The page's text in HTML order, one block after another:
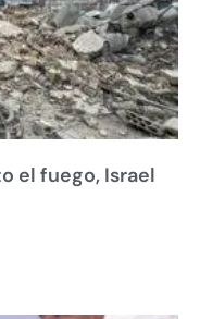
el fuego, Israel